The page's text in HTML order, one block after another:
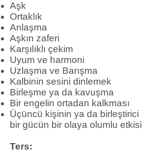
Aşk
Ortaklık
Anlaşma
Aşkın zaferi
Karşılıklı çekim
Uyum ve harmoni
Uzlaşma ve Barışma
Kalbinin sesini dinlemek
Birleşme ya da kavuşma
Bir engelin ortadan kalkması
Üçüncü kişinin ya da birleştirici
bir gücün bir olaya olumlu etkisi
Ters: